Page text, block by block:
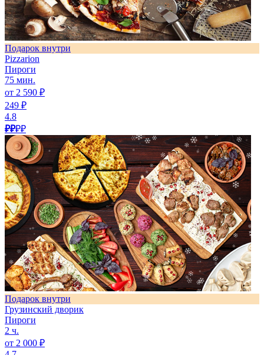
Подарок внутри
Pizzarion
Пироги
75 мин.
от 2 590 ₽
249 ₽
4.8
₽₽₽₽
Подарок внутри
Грузинский дворик
Пироги
2 ч.
от 2 000 ₽